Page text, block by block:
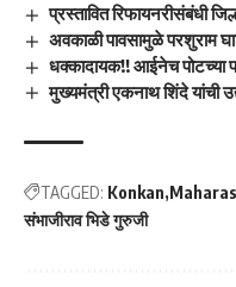
प्रस्तावित रिफायनरीसंबंधी
अवकाळी पावसामुळे परशुराम
धक्कादायक!! आईनेच पोटच्या
मुख्यमंत्री एकनाथ शिंदे यांची
TAGGED: Konkan
संभाजीराव भिडे गुरुजी